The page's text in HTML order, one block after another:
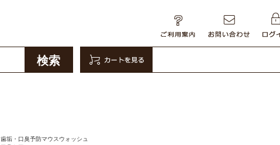
歯垢・口臭予防マウスウォッシュ